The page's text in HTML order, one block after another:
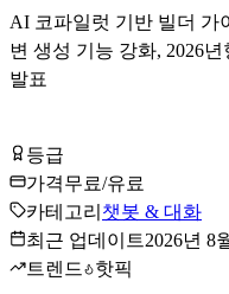
AI 코파일럿 기반 빌더 가
변 생성 기능 강화, 2026
발표
등급
가격무료/유료
카테고리 챗봇 & 대화
최근 업데이트2026년 8
트렌드
핫픽